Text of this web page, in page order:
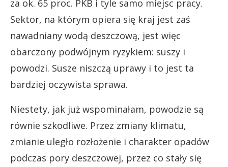
za ok. 65 proc. PKB i tyle samo miejsc pracy.
Sektor, na którym opiera się kraj jest zaś
nawadniany wodą deszczową, jest więc
obarczony podwójnym ryzykiem: suszy i
powodzi. Susze niszczą uprawy i to jest ta
bardziej oczywista sprawa.
Niestety, jak już wspominałam, powodzie są
równie szkodliwe. Przez zmiany klimatu,
zmianie uległo rozłożenie i charakter opadów
podczas pory deszczowej, przez co stały się